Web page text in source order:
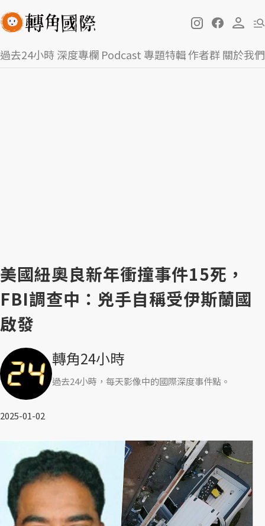
過去24小時深度專欄 Podcast 專題特輯作者群關於我們
美國紐奧良新年衝撞事件15死，
FBI調查中：兇手自稱受伊斯蘭國
啟發
轉角24小時
過去24小時，每天影像中的國際深度事件點。
2025-01-02